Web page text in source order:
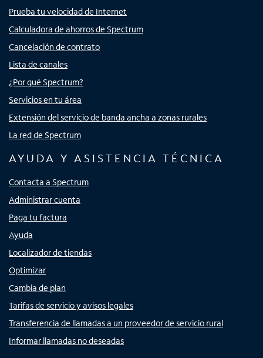
Prueba tu velocidad de Internet
Calculadora de ahorros de Spectrum
Cancelación de contrato
Lista de canales
¿Por qué Spectrum?
Servicios en tu área
Extensión del servicio de banda ancha a zonas rurales
La red de Spectrum
AYUDA Y ASISTENCIA TÉCNICA
Contacta a Spectrum
Administrar cuenta
Paga tu factura
Ayuda
Localizador de tiendas
Optimizar
Cambia de plan
Tarifas de servicio y avisos legales
Transferencia de llamadas a un proveedor de servicio rural
Informar llamadas no deseadas